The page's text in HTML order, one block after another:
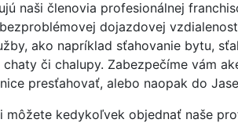
naši členovia profesionálnej
dojazdovej
ako napríklad sťahovanie bytu,
či chalupy. Zabezpečíme vám
presťahovať, alebo naopak do
kedykoľvek objednať naše